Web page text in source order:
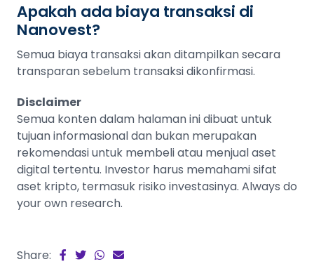
Apakah ada biaya transaksi di
Nanovest?
Semua biaya transaksi akan ditampilkan secara
transparan sebelum transaksi dikonfirmasi.
Disclaimer
Semua konten dalam halaman ini dibuat untuk
tujuan informasional dan bukan merupakan
rekomendasi untuk membeli atau menjual aset
digital tertentu. Investor harus memahami sifat
aset kripto, termasuk risiko investasinya. Always do
your own research.
Share: